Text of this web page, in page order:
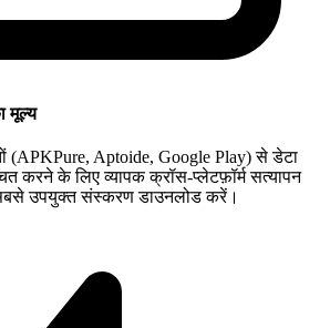
मूल्य
(APKPure, Aptoide, Google Play) से डेटा
करने के लिए व्यापक क्रॉस-प्लेटफ़ॉर्म सत्यापन
उपयुक्त संस्करण डाउनलोड करें।